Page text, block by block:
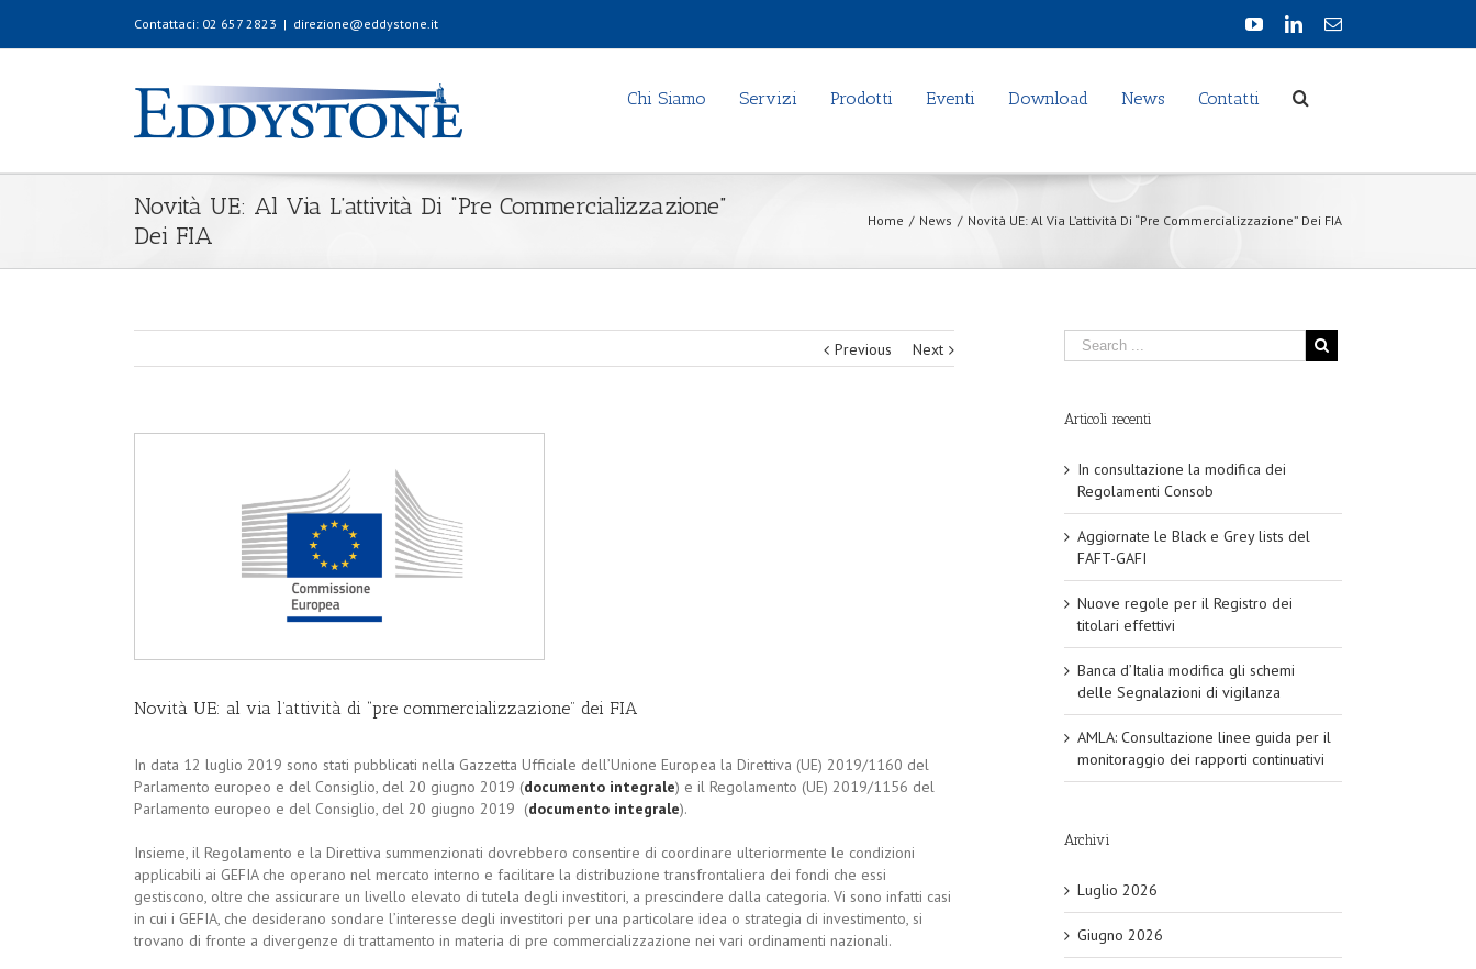
Contattaci: 02 657 2823 | direzione@eddystone.it
Chi Siamo Servizi Prodotti Eventi Download News Contatti
Novità UE: Al Via L’attività Di “pre Commercializzazione”
Dei FIA
Home / News / Novità UE: Al Via L’attività Di “pre Commercializzazione” Dei FIA
Previous Next
Novità UE: al via l’attività di “pre commercializzazione” dei FIA
In data 12 luglio 2019 sono stati pubblicati nella Gazzetta Ufficiale dell’Unione Europea la Direttiva (UE) 2019/1160 del
Parlamento europeo e del Consiglio, del 20 giugno 2019 (documento integrale) e il Regolamento (UE) 2019/1156 del
Parlamento europeo e del Consiglio, del 20 giugno 2019 (documento integrale).
Insieme, il Regolamento e la Direttiva summenzionati dovrebbero consentire di coordinare ulteriormente le condizioni
applicabili ai GEFIA che operano nel mercato interno e facilitare la distribuzione transfrontaliera dei fondi che essi
gestiscono, oltre che assicurare un livello elevato di tutela degli investitori, a prescindere dalla categoria. Vi sono infatti casi
in cui i GEFIA, che desiderano sondare l’interesse degli investitori per una particolare idea o strategia di investimento, si
trovano di fronte a divergenze di trattamento in materia di pre commercializzazione nei vari ordinamenti nazionali.
Articoli recenti
In consultazione la modifica dei
Regolamenti Consob
Aggiornate le Black e Grey lists del
FAFT-GAFI
Nuove regole per il Registro dei
titolari effettivi
Banca d’Italia modifica gli schemi
delle Segnalazioni di vigilanza
AMLA: Consultazione linee guida per il
monitoraggio dei rapporti continuativi
Archivi
Luglio 2026
Giugno 2026